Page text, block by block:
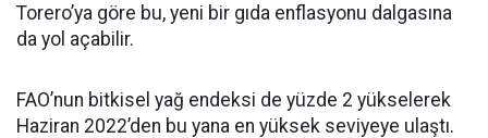
Torero’ya göre bu, yeni bir gıda enflasyonu dalgasına
da yol açabilir.
FAO’nun bitkisel yağ endeksi de yüzde 2 yükselerek
Haziran 2022’den bu yana en yüksek seviyeye ulaştı.